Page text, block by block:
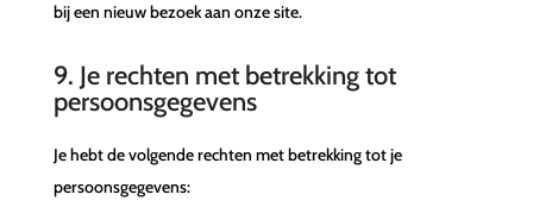
bij een nieuw bezoek aan onze site.
9. Je rechten met betrekking tot
persoonsgegevens
Je hebt de volgende rechten met betrekking tot je
persoonsgegevens: